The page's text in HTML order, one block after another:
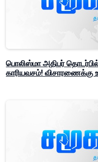
பொலிஸ்மா அதிபர்
காரியவசம்! விசாரணைக்கு